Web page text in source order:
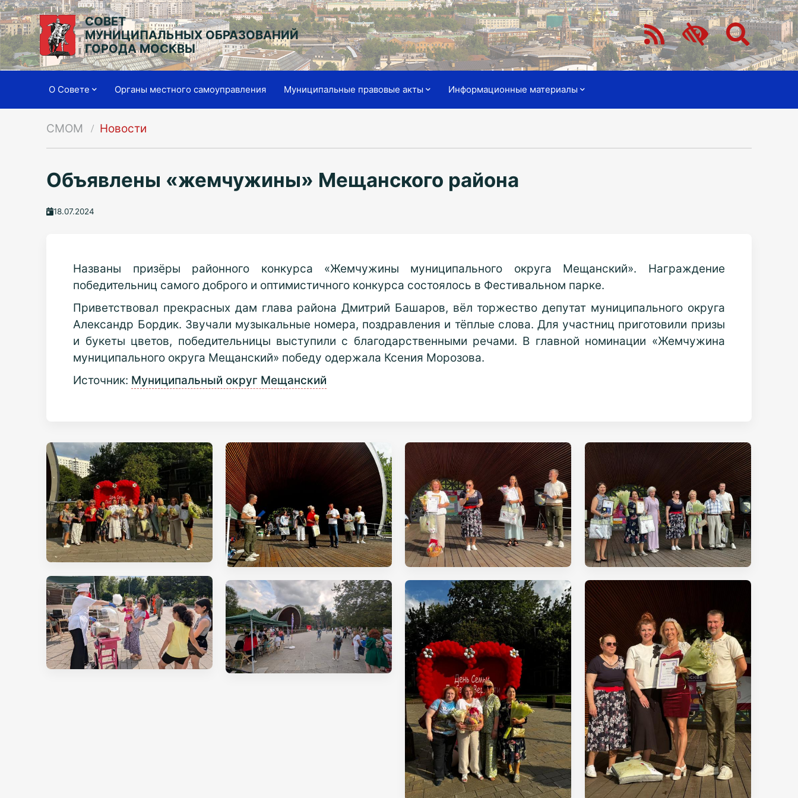
СОВЕТ
МУНИЦИПАЛЬНЫХ ОБРАЗОВАНИЙ
ГОРОДА МОСКВЫ
О Совете Органы местного самоуправления Муниципальные правовые акты Информационные материалы
СМОМ Новости
Объявлены «жемчужины» Мещанского района
18.07.2024
Названы призёры районного конкурса «Жемчужины муниципального округа Мещанский». Награждение
победительниц самого доброго и оптимистичного конкурса состоялось в Фестивальном парке.
Приветствовал прекрасных дам глава района Дмитрий Башаров, вёл торжество депутат муниципального округа
Александр Бордик. Звучали музыкальные номера, поздравления и тёплые слова. Для участниц приготовили призы
и букеты цветов, победительницы выступили с благодарственными речами. В главной номинации «Жемчужина
муниципального округа Мещанский» победу одержала Ксения Морозова.
Источник: Муниципальный округ Мещанский